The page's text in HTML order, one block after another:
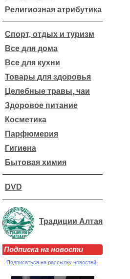
Религиозная атрибутика
Спорт, отдых и туризм
Все для дома
Все для кухни
Товары для здоровья
Целебные травы, чаи
Здоровое питание
Косметика
Парфюмерия
Гигиена
Бытовая химия
DVD
Традиции Алтая
Подписка на новости
Подписаться на рассылку новостей